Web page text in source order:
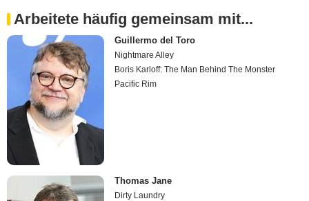
Arbeitete häufig gemeinsam mit...
Guillermo del Toro
Nightmare Alley
Boris Karloff: The Man Behind The Monster
Pacific Rim
Thomas Jane
Dirty Laundry